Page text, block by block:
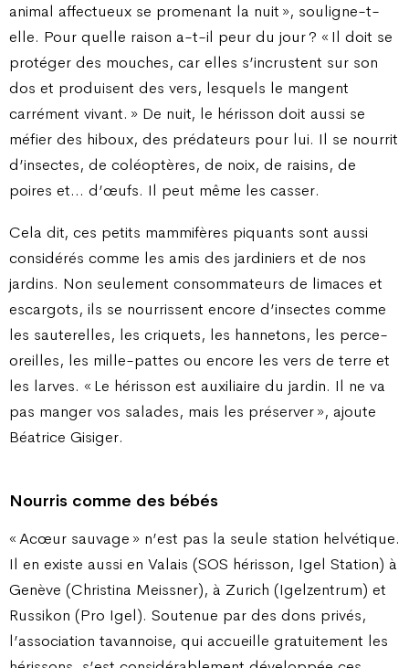
animal affectueux se promenant la nuit », souligne-t-
elle. Pour quelle raison a-t-il peur du jour ? « Il doit se
protéger des mouches, car elles s’incrustent sur son
dos et produisent des vers, lesquels le mangent
carrément vivant. » De nuit, le hérisson doit aussi se
méfier des hiboux, des prédateurs pour lui. Il se nourrit
d’insectes, de coléoptères, de noix, de raisins, de
poires et… d’œufs. Il peut même les casser.
Cela dit, ces petits mammifères piquants sont aussi
considérés comme les amis des jardiniers et de nos
jardins. Non seulement consommateurs de limaces et
escargots, ils se nourrissent encore d’insectes comme
les sauterelles, les criquets, les hannetons, les perce-
oreilles, les mille-pattes ou encore les vers de terre et
les larves. « Le hérisson est auxiliaire du jardin. Il ne va
pas manger vos salades, mais les préserver », ajoute
Béatrice Gisiger.
Nourris comme des bébés
« Acœur sauvage » n’est pas la seule station helvétique.
Il en existe aussi en Valais (SOS hérisson, Igel Station) à
Genève (Christina Meissner), à Zurich (Igelzentrum) et
Russikon (Pro Igel). Soutenue par des dons privés,
l’association tavannoise, qui accueille gratuitement les